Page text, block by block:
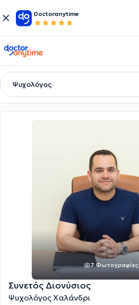
Doctoranytime
doctoranytime
Ψυχολόγος
7 Φωτογραφίες
Συνετός Διονύσιος
Ψυχολόγος Χαλάνδρι